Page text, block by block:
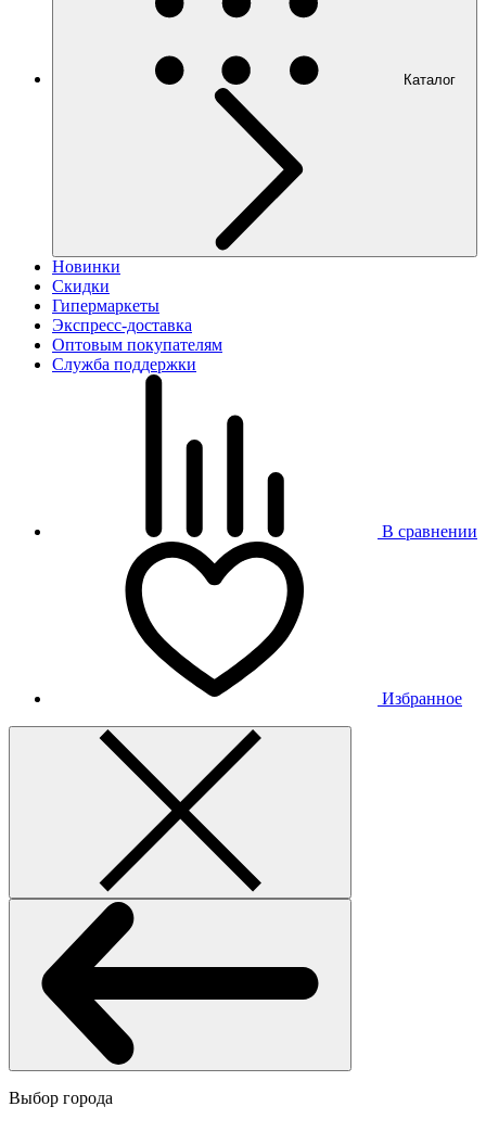
Каталог
Новинки
Скидки
Гипермаркеты
Экспресс-доставка
Оптовым покупателям
Служба поддержки
В сравнении
Избранное
Выбор города